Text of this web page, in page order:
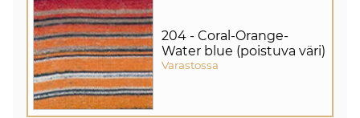
204 - Coral-Orange-
Water blue (poistuva väri)
Varastossa